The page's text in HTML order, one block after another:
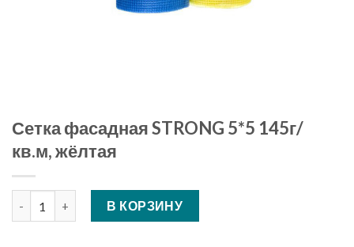
Сетка фасадная STRONG 5*5 145г/
кв.м, жёлтая
Количество Сетка фасадная STRONG 5*5 145г/кв.м, жёлтая
В КОРЗИНУ